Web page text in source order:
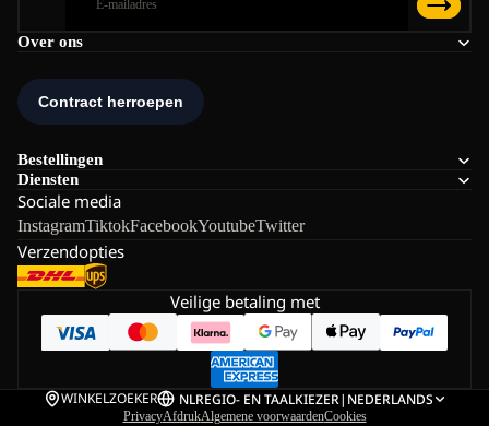
Over ons
Bestellingen
Diensten
Sociale media
InstagramTiktokFacebookYoutubeTwitter
Verzendopties
Veilige betaling met
WINKELZOEKER NLREGIO- EN TAALKIEZER| NEDERLANDS
PrivacyAfdrukAlgemene voorwaardenCookies